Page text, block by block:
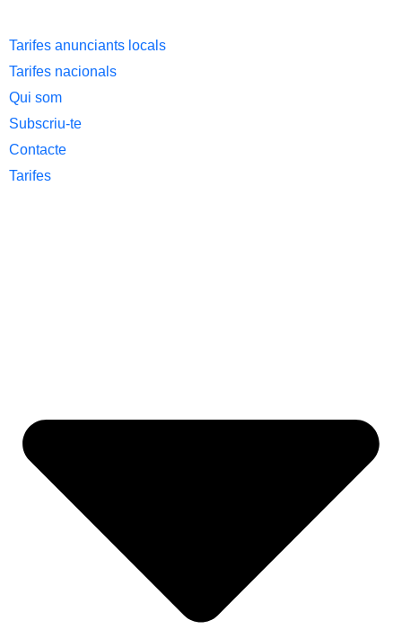
Tarifes anunciants locals
Tarifes nacionals
Qui som
Subscriu-te
Contacte
Tarifes